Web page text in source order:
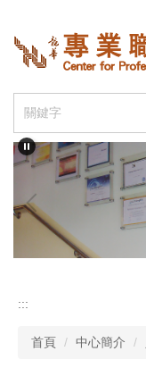
主
:::
首頁 中心簡介